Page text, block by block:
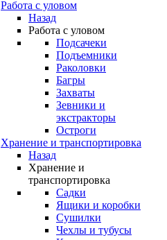
Работа с уловом
Назад
Работа с уловом
Подсачеки
Подъемники
Раколовки
Багры
Захваты
Зевники и
экстракторы
Остроги
Хранение и транспортировка
Назад
Хранение и
транспортировка
Садки
Ящики и коробки
Сушилки
Чехлы и тубусы